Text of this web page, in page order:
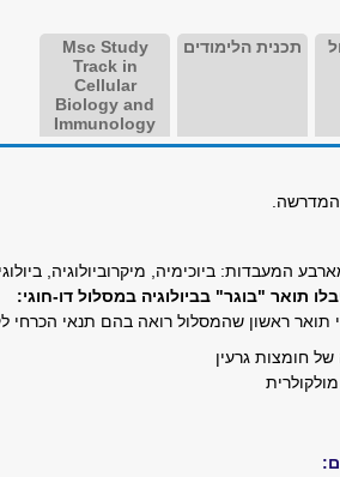
תכנית הלימודים
Msc Study
Track in
Cellular
Biology and
Immunology
המדרשה.
המעבדות: ביוכימיה, מיקרוביולוגיה,
תואר "בוגר" בביולוגיה במסלול דו-חוגי:
תואר ראשון שהמסלול רואה בהם תנאי הכרחי
של חומצות גרעין
מולקולרית